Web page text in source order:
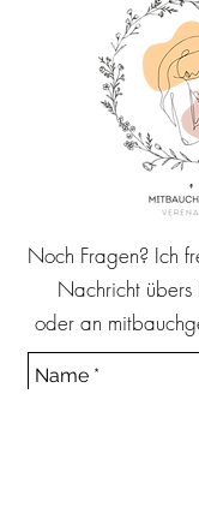
Noch Fragen? Ich
Nachricht übers
oder an